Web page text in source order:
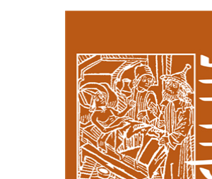
קנת קולינס